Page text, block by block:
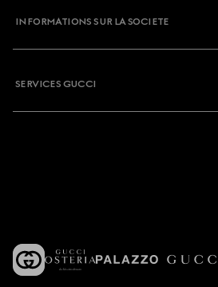
INFORMATIONS SUR LA SOCIETE
SERVICES GUCCI